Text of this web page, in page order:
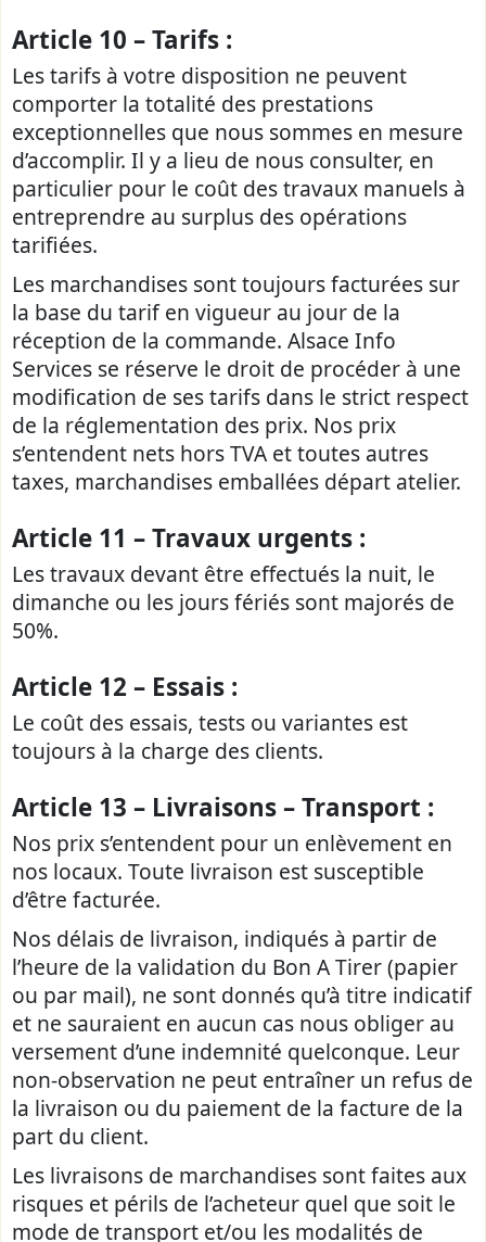
Article 10 – Tarifs :
Les tarifs à votre disposition ne peuvent
comporter la totalité des prestations
exceptionnelles que nous sommes en mesure
d’accomplir. Il y a lieu de nous consulter, en
particulier pour le coût des travaux manuels à
entreprendre au surplus des opérations
tarifiées.
Les marchandises sont toujours facturées sur
la base du tarif en vigueur au jour de la
réception de la commande. Alsace Info
Services se réserve le droit de procéder à une
modification de ses tarifs dans le strict respect
de la réglementation des prix. Nos prix
s’entendent nets hors TVA et toutes autres
taxes, marchandises emballées départ atelier.
Article 11 – Travaux urgents :
Les travaux devant être effectués la nuit, le
dimanche ou les jours fériés sont majorés de
50%.
Article 12 – Essais :
Le coût des essais, tests ou variantes est
toujours à la charge des clients.
Article 13 – Livraisons – Transport :
Nos prix s’entendent pour un enlèvement en
nos locaux. Toute livraison est susceptible
d’être facturée.
Nos délais de livraison, indiqués à partir de
l’heure de la validation du Bon A Tirer (papier
ou par mail), ne sont donnés qu’à titre indicatif
et ne sauraient en aucun cas nous obliger au
versement d’une indemnité quelconque. Leur
non-observation ne peut entraîner un refus de
la livraison ou du paiement de la facture de la
part du client.
Les livraisons de marchandises sont faites aux
risques et périls de l’acheteur quel que soit le
mode de transport et/ou les modalités de